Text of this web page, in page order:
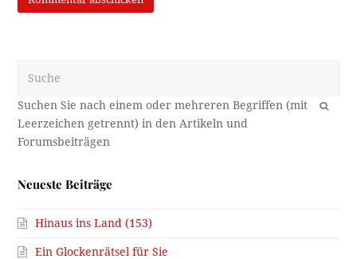
OK
Neueste Beiträge
Hinaus ins Land (153)
Ein Glockenrätsel für Sie